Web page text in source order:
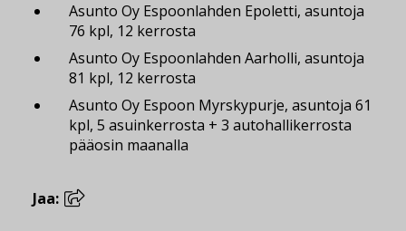
Asunto Oy Espoonlahden Epoletti, asuntoja
76 kpl, 12 kerrosta
Asunto Oy Espoonlahden Aarholli, asuntoja
81 kpl, 12 kerrosta
Asunto Oy Espoon Myrskypurje, asuntoja 61
kpl, 5 asuinkerrosta + 3 autohallikerrosta
pääosin maanalla
Jaa: